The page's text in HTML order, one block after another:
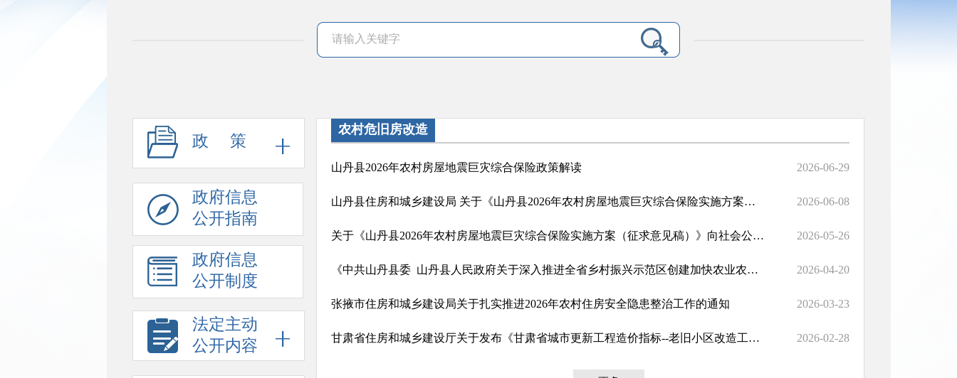
政 策
政府信息
公开指南
政府信息
公开制度
法定主动
公开内容
农村危旧房改造
山丹县2026年农村房屋地震巨灾综合保险政策解读 2026-06-29
山丹县住房和城乡建设局 关于《山丹县2026年农村房屋地震巨灾综合保险实施方案》（征求意见稿）公平竞争审查征求意见的公告 2026-06-08
关于《山丹县2026年农村房屋地震巨灾综合保险实施方案（征求意见稿）》向社会公开征求意见的通知 2026-05-26
《中共山丹县委 山丹县人民政府关于深入推进全省乡村振兴示范区创建加快农业农村现代化的实施意见》 2026-04-20
张掖市住房和城乡建设局关于扎实推进2026年农村住房安全隐患整治工作的通知 2026-03-23
甘肃省住房和城乡建设厅关于发布《甘肃省城市更新工程造价指标--老旧小区改造工程》的公告 2026-02-28